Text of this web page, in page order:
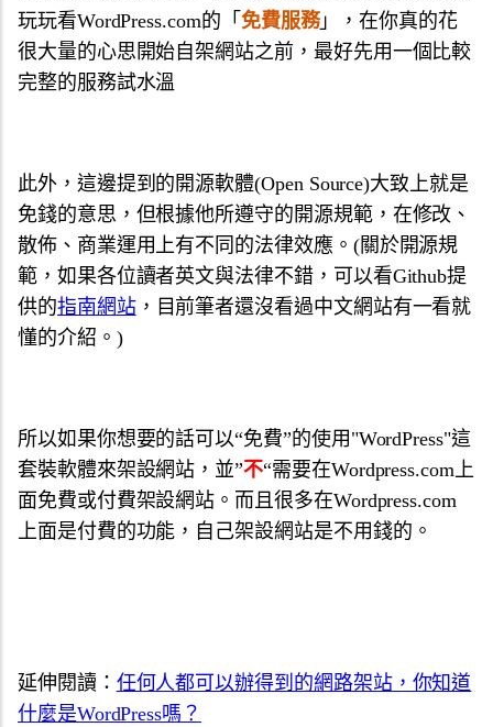
玩玩看WordPress.com的「 免費服務」，在你真的花
很大量的心思開始自架網站之前，最好先用一個比較
完整的服務試水溫
此外，這邊提到的開源軟體(Open Source)大致上就是
免錢的意思，但根據他所遵守的開源規範，在修改、
散佈、商業運用上有不同的法律效應。(關於開源規
範，如果各位讀者英文與法律不錯，可以看Github提
供的指南網站，目前筆者還沒看過中文網站有一看就
懂的介紹。)
所以如果你想要的話可以“免費”的使用"WordPress"這
套裝軟體來架設網站，並”不“需要在Wordpress.com上
面免費或付費架設網站。而且很多在Wordpress.com
上面是付費的功能，自己架設網站是不用錢的。
延伸閱讀： 任何人都可以辦得到的網路架站，你知道
什麼是WordPress嗎？